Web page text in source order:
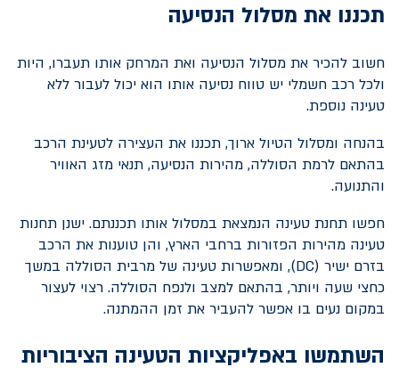
תכננו את מסלול הנסיעה
חשוב להכיר את מסלול הנסיעה ואת המרחק אותו תעברו, היות
ולכל רכב חשמלי יש טווח נסיעה אותו הוא יכול לעבור ללא
טעינה נוספת.
בהנחה ומסלול הטיול ארוך, תכננו את העצירה לטעינת הרכב
בהתאם לרמת הסוללה, מהירות הנסיעה, תנאי מזג האוויר
והתנועה.
חפשו תחנת טעינה הנמצאת במסלול אותו תכננתם. ישנן תחנות
טעינה מהירות הפזורות ברחבי הארץ, והן טוענות את הרכב
בזרם ישיר (DC), ומאפשרות טעינה של מרבית הסוללה במשך
כחצי שעה ויותר, בהתאם למצב ולנפח הסוללה. רצוי לעצור
במקום נעים בו אפשר להעביר את זמן ההמתנה.
השתמשו באפליקציות הטעינה הציבוריות